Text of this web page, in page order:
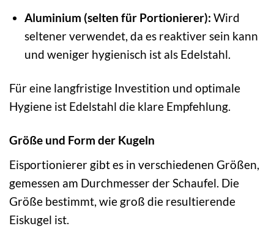
Aluminium (selten für Portionierer): Wird
seltener verwendet, da es reaktiver sein kann
und weniger hygienisch ist als Edelstahl.
Für eine langfristige Investition und optimale
Hygiene ist Edelstahl die klare Empfehlung.
Größe und Form der Kugeln
Eisportionierer gibt es in verschiedenen Größen,
gemessen am Durchmesser der Schaufel. Die
Größe bestimmt, wie groß die resultierende
Eiskugel ist.